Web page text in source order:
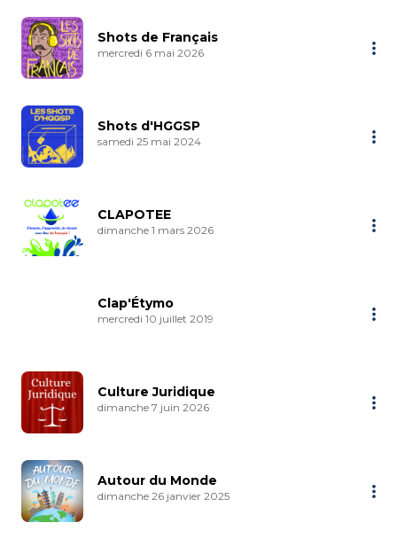
Shots de Français
mercredi 6 mai 2026
Shots d'HGGSP
samedi 25 mai 2024
CLAPOTEE
dimanche 1 mars 2026
Clap'Étymo
mercredi 10 juillet 2019
Culture Juridique
dimanche 7 juin 2026
Autour du Monde
dimanche 26 janvier 2025